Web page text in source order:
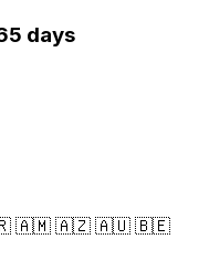
days
🇦🇲 🇦🇿 🇦🇺 🇧🇪